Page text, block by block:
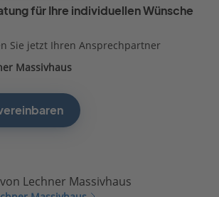
für Ihre individuellen Wünsche
Sie jetzt Ihren Ansprechpartner
Massivhaus
Lechner Massivhaus